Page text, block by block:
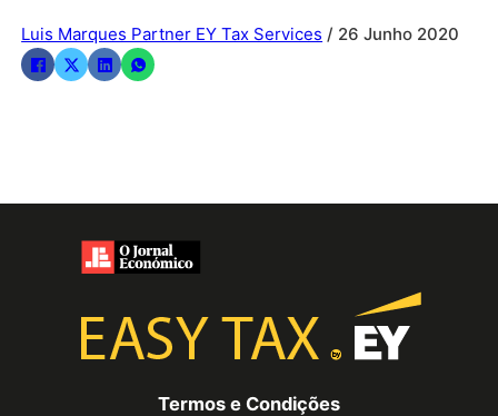
Luis Marques Partner EY Tax Services / 26 Junho 2020
Termos e Condições